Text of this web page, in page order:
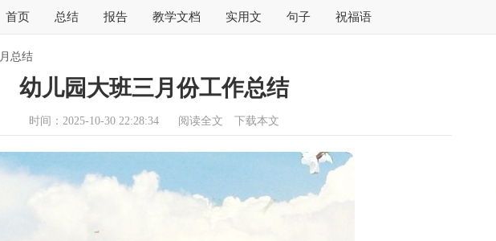
首页 总结 报告 教学文档 实用文 句子 祝福语
月总结
幼儿园大班三月份工作总结
时间：2025-10-30 22:28:34 阅读全文 下载本文